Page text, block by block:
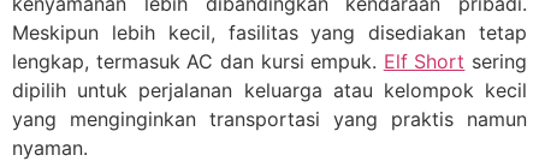
Meskipun lebih kecil, fasilitas yang disediakan tetap
lengkap, termasuk AC dan kursi empuk. Elf Short sering
dipilih untuk perjalanan keluarga atau kelompok kecil
yang menginginkan transportasi yang praktis namun
nyaman.